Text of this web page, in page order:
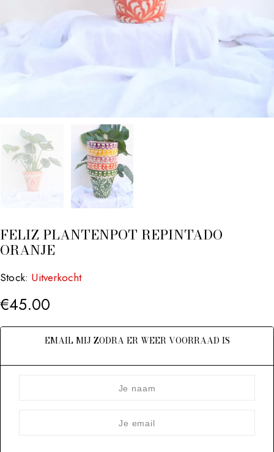
FELIZ PLANTENPOT REPINTADO
ORANJE
Stock: Uitverkocht
€45.00
EMAIL MIJ ZODRA ER WEER VOORRAAD IS